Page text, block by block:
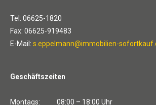
Tel: 06625-1820
Fax: 06625-919483
E-Mail: s.eppelmann@immobilien-
Geschäftszeiten
Montags: 08:00 – 18:00 Uhr